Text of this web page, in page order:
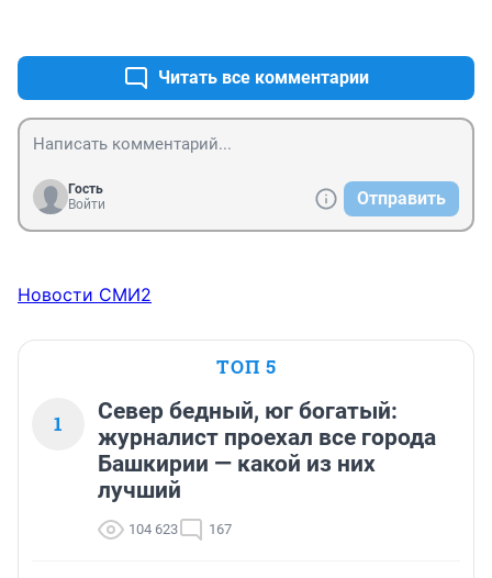
Читать все комментарии
Гость
Войти
Отправить
Новости СМИ2
ТОП 5
1
Север бедный, юг богатый:
журналист проехал все города
Башкирии — какой из них
лучший
104 623 167